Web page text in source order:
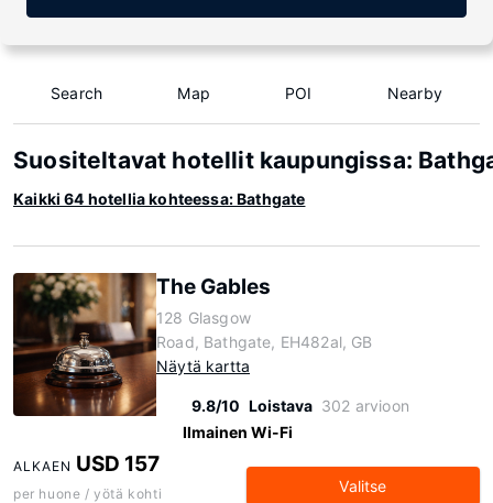
Search Map POI Nearby
Suositeltavat hotellit kaupungissa:
Kaikki 64 hotellia kohteessa: Bathgate
The Gables
128 Glasgow
Road, Bathgate, EH482al, GB
Näytä kartta
9.8/10 Loistava 302 arvioon
Ilmainen Wi-Fi
ALKAEN USD 157
per huone / yötä kohti Valitse